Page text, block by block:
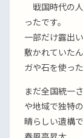
戦国時代の
ったです。
一部だけ露出
敷かれていた
ガや石を使っ
まだ全国統一
や地域で独特
晴らしい遺構で